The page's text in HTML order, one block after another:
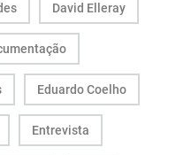
David Elleray
Eduardo Coelho
Entrevista